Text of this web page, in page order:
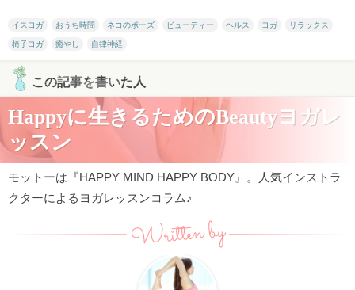
イスヨガ おうち時間 ネコのポーズ ビューティー ヘルス ヨガ リラックス
椅子ヨガ 癒やし 自律神経
この記事を書いた人
Happyに生きるためのBeautyヨガレ
ッスン
モットーは『HAPPY MIND HAPPY BODY』。人気インストラ
クターによるヨガレッスンコラム♪
Written by